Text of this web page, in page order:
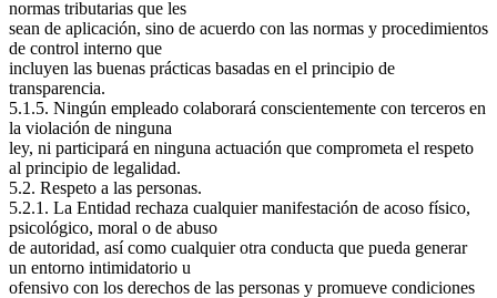
normas tributarias que les
sean de aplicación, sino de acuerdo con las normas y procedimientos
de control interno que
incluyen las buenas prácticas basadas en el principio de
transparencia.
5.1.5. Ningún empleado colaborará conscientemente con terceros en
la violación de ninguna
ley, ni participará en ninguna actuación que comprometa el respeto
al principio de legalidad.
5.2. Respeto a las personas.
5.2.1. La Entidad rechaza cualquier manifestación de acoso físico,
psicológico, moral o de abuso
de autoridad, así como cualquier otra conducta que pueda generar
un entorno intimidatorio u
ofensivo con los derechos de las personas y promueve condiciones